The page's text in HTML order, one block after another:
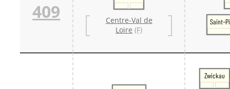
409
Centre-Val de
Loire (F)
Saint-
Zwickau